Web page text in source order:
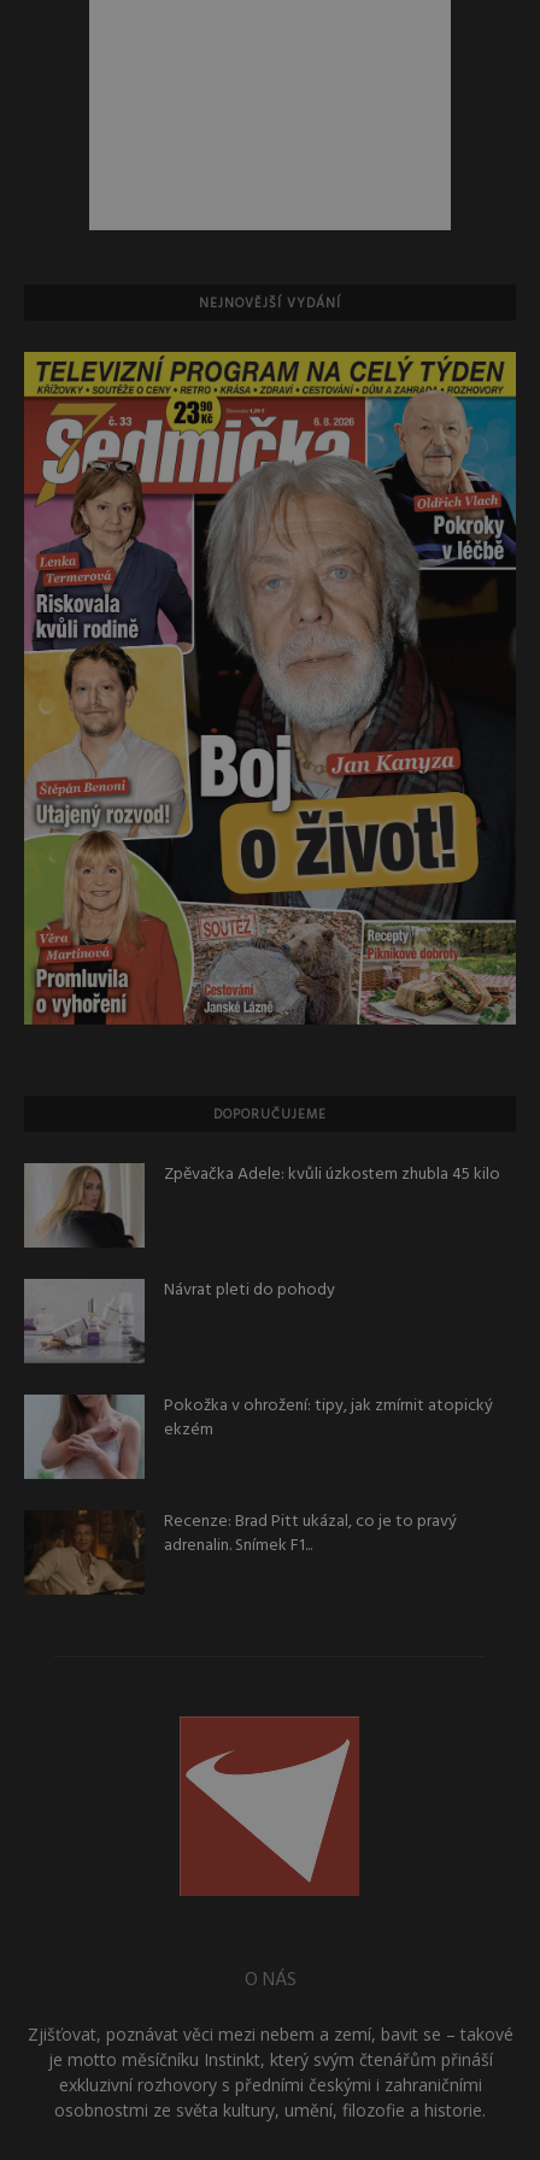
NEJNOVĚJŠÍ VYDÁNÍ
DOPORUČUJEME
Zpěvačka Adele: kvůli úzkostem zhubla 45 kilo
Návrat pleti do pohody
Pokožka v ohrožení: tipy, jak zmírnit atopický
ekzém
Recenze: Brad Pitt ukázal, co je to pravý
adrenalin. Snímek F1...
O NÁS
Zjišťovat, poznávat věci mezi nebem a zemí, bavit se – takové
je motto měsíčníku Instinkt, který svým čtenářům přináší
exkluzivní rozhovory s předními českými i zahraničními
osobnostmi ze světa kultury, umění, filozofie a historie.